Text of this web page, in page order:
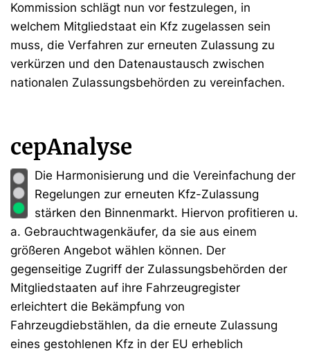
Kommission schlägt nun vor festzulegen, in
welchem Mitgliedstaat ein Kfz zugelassen sein
muss, die Verfahren zur erneuten Zulassung zu
verkürzen und den Datenaustausch zwischen
nationalen Zulassungsbehörden zu vereinfachen.
cepAnalyse
Die Harmonisierung und die Vereinfachung der
Regelungen zur erneuten Kfz-Zulassung
stärken den Binnenmarkt. Hiervon profitieren u.
a. Gebrauchtwagenkäufer, da sie aus einem
größeren Angebot wählen können. Der
gegenseitige Zugriff der Zulassungsbehörden der
Mitgliedstaaten auf ihre Fahrzeugregister
erleichtert die Bekämpfung von
Fahrzeugdiebstählen, da die erneute Zulassung
eines gestohlenen Kfz in der EU erheblich